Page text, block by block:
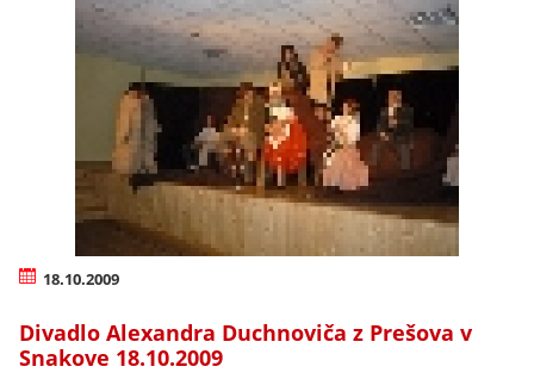
18.10.2009
Divadlo Alexandra Duchnoviča z Prešova v
Snakove 18.10.2009